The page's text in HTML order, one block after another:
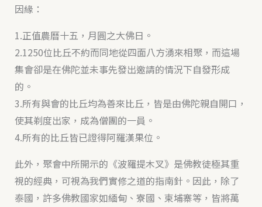
因緣：
1.正值農曆十五，月圓之大佛日。
2.1250位比丘不約而同地從四面八方湧來相聚，而這場
集會卻是在佛陀並未事先發出邀請的情況下自發形成
的。
3.所有與會的比丘均為善來比丘，皆是由佛陀親自開口，
使其剃度出家，成為僧團的一員。
4.所有的比丘皆已證得阿羅漢果位。
此外，聚會中所開示的《波羅提木叉》是佛教徒極其重
視的經典，可視為我們實修之道的指南針。因此，除了
泰國，許多佛教國家如緬甸、寮國、柬埔寨等，皆將萬